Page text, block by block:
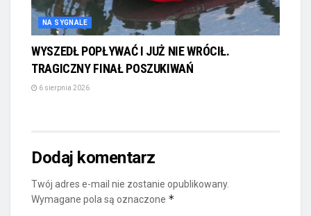
NA SYGNALE
WYSZEDŁ POPŁYWAĆ I JUŻ NIE WRÓCIŁ.
TRAGICZNY FINAŁ POSZUKIWAŃ
6 sierpnia 2026
Dodaj komentarz
Twój adres e-mail nie zostanie opublikowany.
Wymagane pola są oznaczone *